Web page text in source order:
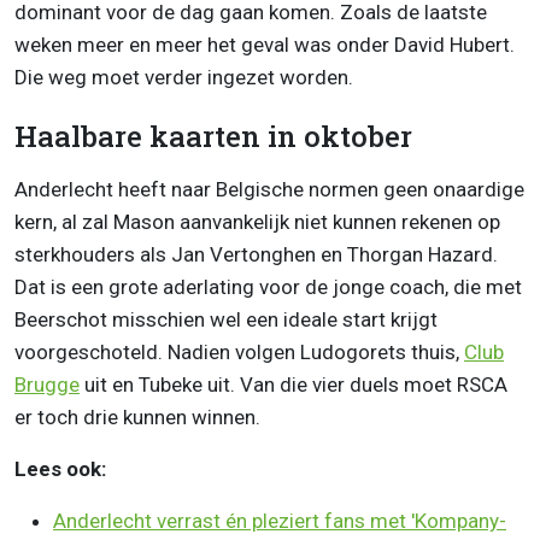
dominant voor de dag gaan komen. Zoals de laatste
weken meer en meer het geval was onder David Hubert.
Die weg moet verder ingezet worden.
Haalbare kaarten in oktober
Anderlecht heeft naar Belgische normen geen onaardige
kern, al zal Mason aanvankelijk niet kunnen rekenen op
sterkhouders als Jan Vertonghen en Thorgan Hazard.
Dat is een grote aderlating voor de jonge coach, die met
Beerschot misschien wel een ideale start krijgt
voorgeschoteld. Nadien volgen Ludogorets thuis, Club
Brugge uit en Tubeke uit. Van die vier duels moet RSCA
er toch drie kunnen winnen.
Lees ook:
Anderlecht verrast én pleziert fans met 'Kompany-